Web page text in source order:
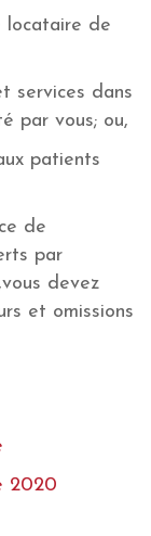
de
dans
par vous; ou,
patients
de
par
devez
et omissions
2020